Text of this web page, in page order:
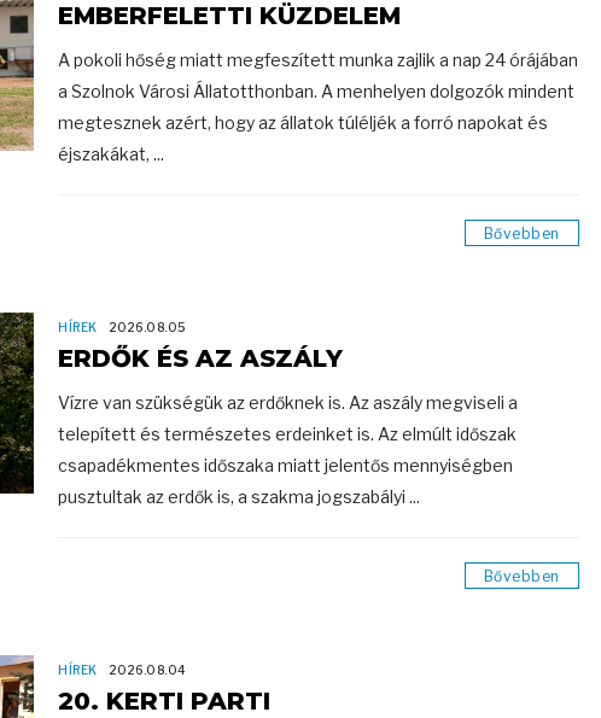
EMBERFELETTI KÜZDELEM
A pokoli hőség miatt megfeszített munka zajlik a nap 24 órájában
a Szolnok Városi Állatotthonban. A menhelyen dolgozók mindent
megtesznek azért, hogy az állatok túléljék a forró napokat és
éjszakákat, ...
Bővebben
HÍREK 2026.08.05
ERDŐK ÉS AZ ASZÁLY
Vízre van szükségük az erdőknek is. Az aszály megviseli a
telepített és természetes erdeinket is. Az elmúlt időszak
csapadékmentes időszaka miatt jelentős mennyiségben
pusztultak az erdők is, a szakma jogszabályi ...
Bővebben
HÍREK 2026.08.04
20. KERTI PARTI